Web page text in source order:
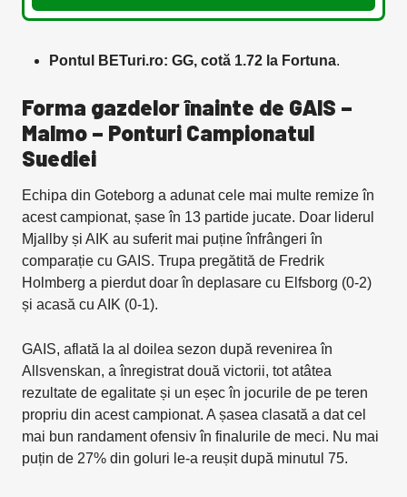
Pontul BETuri.ro: GG, cotă 1.72 la Fortuna.
Forma gazdelor înainte de GAIS –
Malmo – Ponturi Campionatul
Suediei
Echipa din Goteborg a adunat cele mai multe remize în
acest campionat, șase în 13 partide jucate. Doar liderul
Mjallby și AIK au suferit mai puține înfrângeri în
comparație cu GAIS. Trupa pregătită de Fredrik
Holmberg a pierdut doar în deplasare cu Elfsborg (0-2)
și acasă cu AIK (0-1).
GAIS, aflată la al doilea sezon după revenirea în
Allsvenskan, a înregistrat două victorii, tot atâtea
rezultate de egalitate și un eșec în jocurile de pe teren
propriu din acest campionat. A șasea clasată a dat cel
mai bun randament ofensiv în finalurile de meci. Nu mai
puțin de 27% din goluri le-a reușit după minutul 75.